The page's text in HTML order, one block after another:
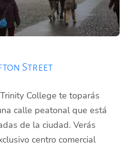
Street
College te toparás
calle peatonal que está
de la ciudad. Verás
centro comercial